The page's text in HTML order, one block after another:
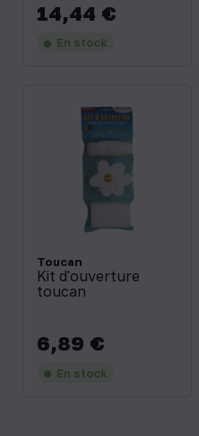
Prix
14,44 €
En stock
Toucan
Kit d'ouverture
toucan
Prix
6,89 €
En stock